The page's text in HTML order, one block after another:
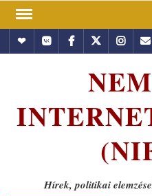
Skip
contentHundubVkontakte
Facebook
Twitter
Hírek, politikai